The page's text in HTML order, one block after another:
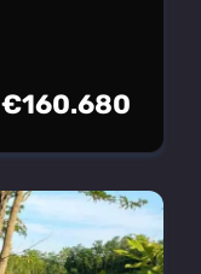
€160.680